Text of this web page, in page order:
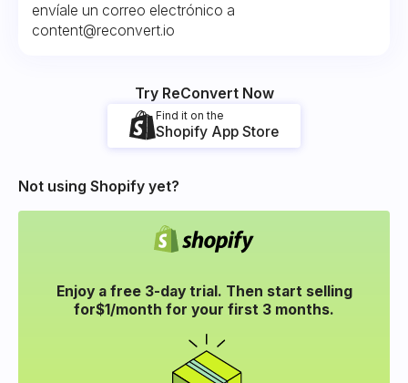
envíale un correo electrónico a
content@reconvert.io
Try ReConvert Now
Find it on the
Shopify App Store
Not using Shopify yet?
Enjoy a free 3-day trial. Then start selling
for$1/month for your first 3 months.